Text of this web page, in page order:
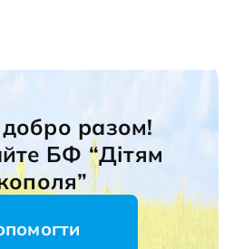
разом!
БФ “Дітям